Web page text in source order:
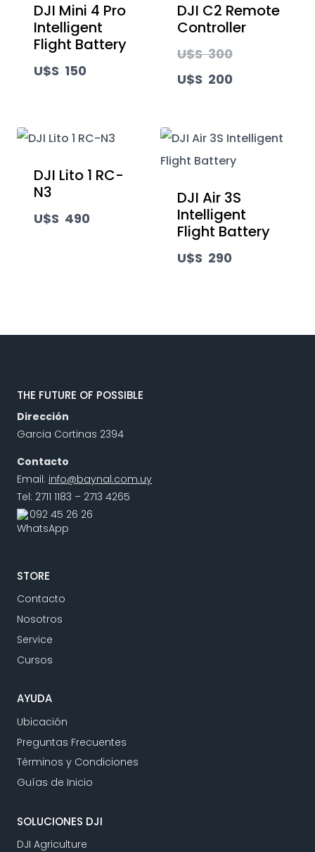
DJI Mini 4 Pro
Intelligent
Flight Battery
U$S 150
DJI C2 Remote
Controller
U$S300El
era:
U$S
U$S 200
actual
es:
200.
DJI Lito 1 RC-
N3
U$S 490
DJI Air 3S
Intelligent
Flight Battery
U$S 290
THE FUTURE OF POSSIBLE
Dirección
Garcia Cortinas 2394
Contacto
Email: info@baynal.com.uy
Tel: 2711 1183 – 2713 4265
092 45 26 26
STORE
Contacto
Nosotros
Service
Cursos
AYUDA
Ubicación
Preguntas Frecuentes
Términos y Condiciones
Guías de Inicio
SOLUCIONES DJI
DJI Agriculture